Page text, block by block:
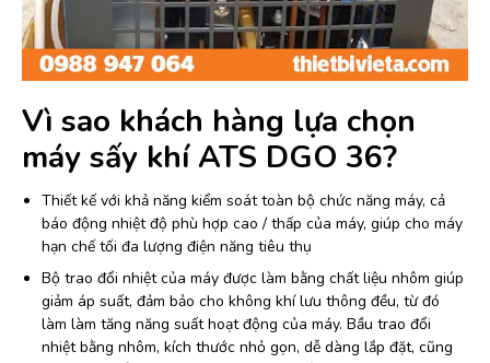
Vì sao khách hàng lựa chọn
máy sấy khí ATS DGO 36?
Thiết kế với khả năng kiểm soát toàn bộ chức năng máy, cả
báo động nhiệt độ phù hợp cao / thấp của máy, giúp cho máy
hạn chế tối đa lượng điện năng tiêu thụ
Bộ trao đổi nhiệt của máy được làm bằng chất liệu nhôm giúp
giảm áp suất, đảm bảo cho không khí lưu thông đều, từ đó
làm làm tăng năng suất hoạt động của máy. Bầu trao đổi
nhiệt bằng nhôm, kích thước nhỏ gọn, dễ dàng lắp đặt, cũng